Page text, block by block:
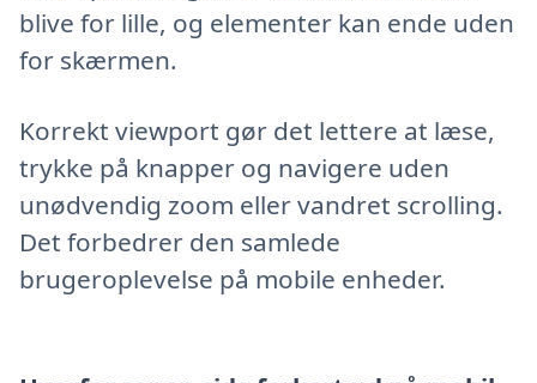
blive for lille, og elementer kan ende uden
for skærmen.
Korrekt viewport gør det lettere at læse,
trykke på knapper og navigere uden
unødvendig zoom eller vandret scrolling.
Det forbedrer den samlede
brugeroplevelse på mobile enheder.